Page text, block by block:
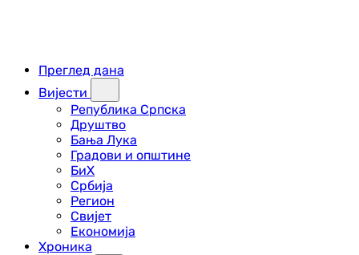
Преглед дана
Вијести
Република Српска
Друштво
Бања Лука
Градови и општине
БиХ
Србија
Регион
Свијет
Економија
Хроника